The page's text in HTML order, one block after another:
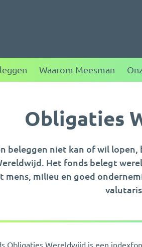
Waarom Meesman
Obligaties
beleggen niet kan of wil
Het fonds belegt
mens, milieu en goed
Obligaties Wereldwijd is een